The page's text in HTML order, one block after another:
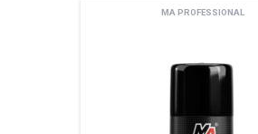
MA PROFESSIONAL